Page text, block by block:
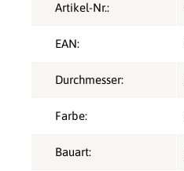
Artikel-Nr.:
EAN:
Durchmesser:
Farbe:
Bauart: